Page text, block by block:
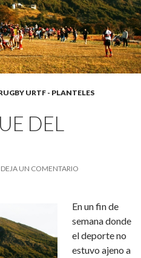
URTF - PLANTELES
DEL
DEJA UN COMENTARIO
En un fin de
semana donde
el deporte no
estuvo ajeno a